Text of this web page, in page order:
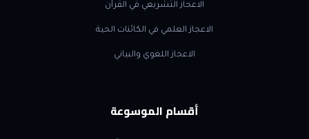
الاعجاز التشريعي في القرآن
الاعجاز العلمي في الكائنات الحية
الاعجاز اللغوي والبياني
أقسام الموسوعة